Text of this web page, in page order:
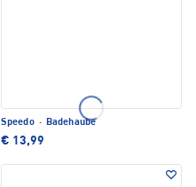
Speedo · Badehaube
€ 13,99